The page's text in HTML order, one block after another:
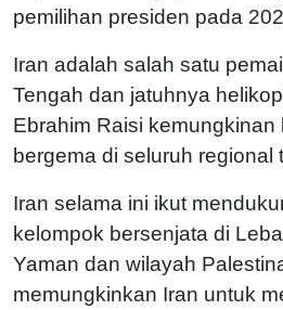
pemilihan presiden pada
Iran adalah salah satu
Tengah dan jatuhnya
Ebrahim Raisi kemungkinan
bergema di seluruh regional
Iran selama ini ikut
kelompok bersenjata di
Yaman dan wilayah
memungkinkan Iran untuk